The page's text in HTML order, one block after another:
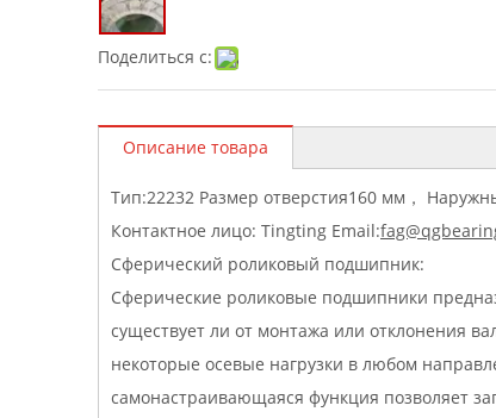
Поделиться с:
Описание товара
Тип:22232 Размер отверстия160 мм ，
Контактное лицо: Tingting Email:
Сферический роликовый подшипник:
Сферические роликовые подшипники
существует ли от монтажа или отклонения
некоторые осевые нагрузки в любом
самонастраивающаяся функция позволяет